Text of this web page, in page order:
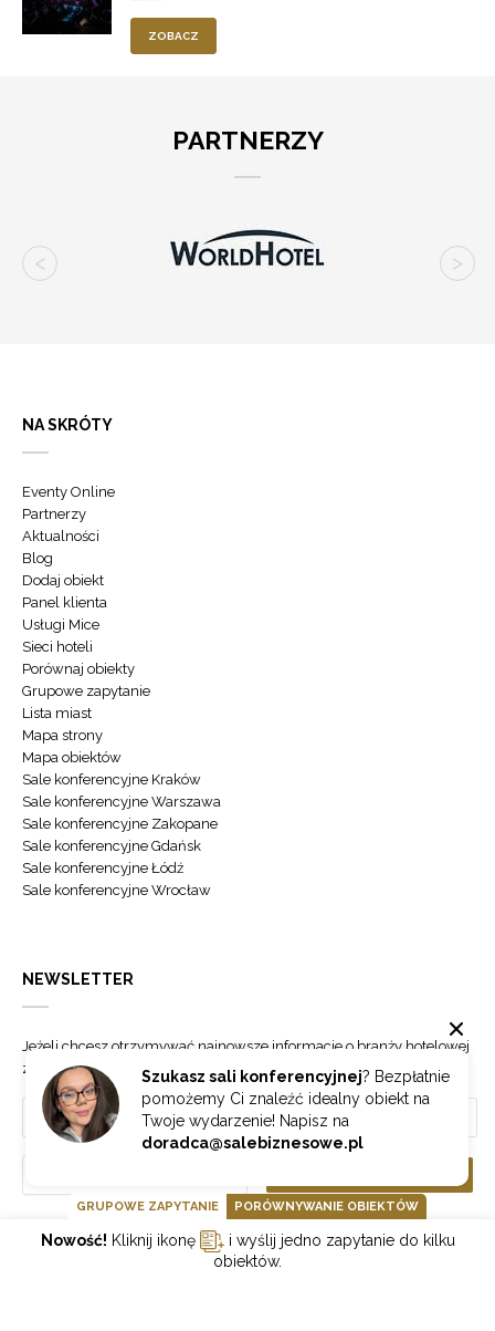
ZOBACZ
PARTNERZY
Szukasz sali konferencyjnej? Bezpłatnie
pomożemy Ci znaleźć idealny obiekt na
Twoje wydarzenie! Napisz na
doradca@salebiznesowe.pl
NA SKRÓTY
Eventy Online
Partnerzy
Aktualności
Blog
Dodaj obiekt
Panel klienta
Usługi Mice
Sieci hoteli
Porównaj obiekty
Grupowe zapytanie
Lista miast
Mapa strony
Mapa obiektów
Sale konferencyjne Kraków
Sale konferencyjne Warszawa
Sale konferencyjne Zakopane
Sale konferencyjne Gdańsk
Sale konferencyjne Łódź
Sale konferencyjne Wrocław
NEWSLETTER
Jeżeli chcesz otrzymywać najnowsze informacje o branży hotelowej
zapisz się do naszego newslettera.
GOONLINE.PL SPÓŁKA Z OGRANICZONĄ ODPOWIEDZIALNOŚCIĄ SP.K.
GRUPOWE ZAPYTANIE PORÓWNYWANIE OBIEKTÓW
Nowość! Kliknij ikonę
i wyślij jedno zapytanie do kilku
obiektów.